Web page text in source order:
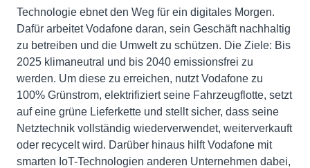
Technologie ebnet den Weg für ein digitales Morgen.
Dafür arbeitet Vodafone daran, sein Geschäft nachhaltig
zu betreiben und die Umwelt zu schützen. Die Ziele: Bis
2025 klimaneutral und bis 2040 emissionsfrei zu
werden. Um diese zu erreichen, nutzt Vodafone zu
100% Grünstrom, elektrifiziert seine Fahrzeugflotte, setzt
auf eine grüne Lieferkette und stellt sicher, dass seine
Netztechnik vollständig wiederverwendet, weiterverkauft
oder recycelt wird. Darüber hinaus hilft Vodafone mit
smarten IoT-Technologien anderen Unternehmen dabei,